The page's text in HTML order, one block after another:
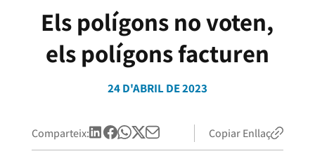
Els polígons no voten,
els polígons facturen
24 D'ABRIL DE 2023
Comparteix: Copiar Enllaç